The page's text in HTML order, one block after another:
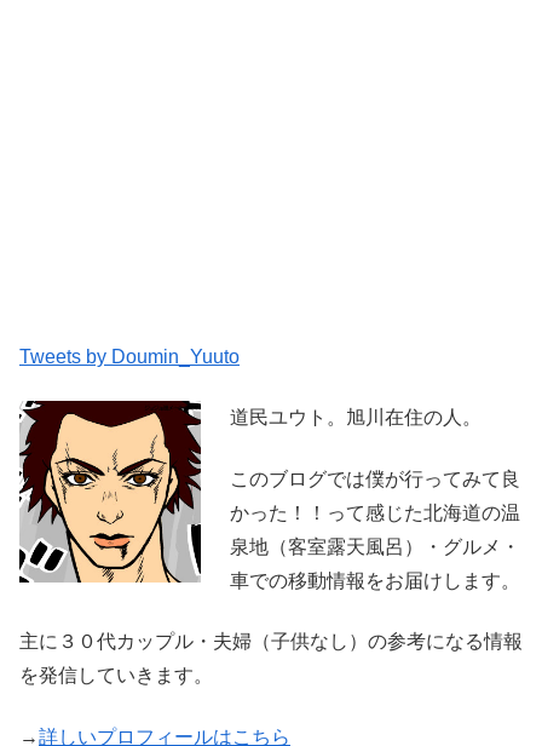
Tweets by Doumin_Yuuto
道民ユウト。旭川在住の人。
このブログでは僕が行ってみて良
かった！！って感じた北海道の温
泉地（客室露天風呂）・グルメ・
車での移動情報をお届けします。
主に３０代カップル・夫婦（子供なし）の参考になる情報
を発信していきます。
→詳しいプロフィールはこちら